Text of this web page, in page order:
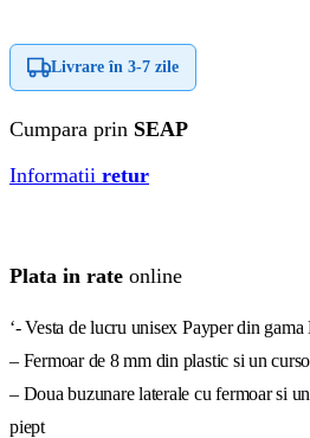
Livrare în 3-7 zile
Cumpara prin SEAP
Informatii retur
Plata in rate online
‘- Vesta de lucru unisex Payper din
– Fermoar de 8 mm din plastic si un
– Doua buzunare laterale cu fermoar si
piept